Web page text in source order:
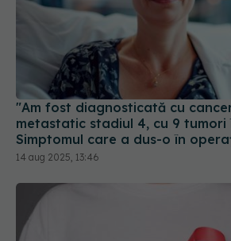
"Am fost diagnosticată cu
metastatic stadiul 4, cu 9 tumori
Simptomul care a dus-o în
14 aug 2025, 13:46